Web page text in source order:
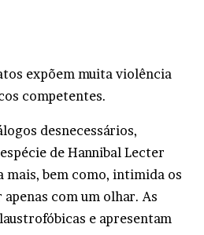
expõem muita violência
competentes.
desnecessários,
de Hannibal Lecter
mais, bem como, intimida os
com um olhar. As
e apresentam